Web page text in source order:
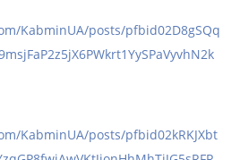
KabminUA/posts/pfbid02D8gSQq
KabminUA/posts/pfbid02kRKJXbt